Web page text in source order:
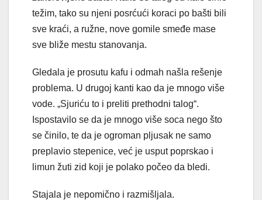
težim, tako su njeni posrćući koraci po bašti bili
sve kraći, a ružne, nove gomile smeđe mase
sve bliže mestu stanovanja.
Gledala je prosutu kafu i odmah našla rešenje
problema. U drugoj kanti kao da je mnogo više
vode. „Sjuriću to i preliti prethodni talog“.
Ispostavilo se da je mnogo više soca nego što
se činilo, te da je ogroman pljusak ne samo
preplavio stepenice, već je usput poprskao i
limun žuti zid koji je polako počeo da bledi.
Stajala je nepomično i razmišljala.